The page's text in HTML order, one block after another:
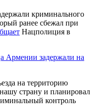
криминального
ранее сбежал при
Нацполиция в
Армении задержали на
на территорию
страну и планировал
контроль